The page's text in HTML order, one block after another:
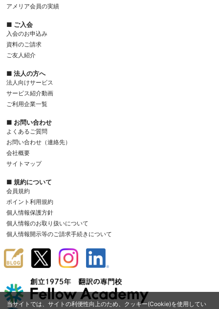
当サイトでは、サイトの利便性向上のため、クッキー(Cookie)を使用してい
アメリア会員の実績
■ ご入会
入会のお申込み
資料のご請求
ご友人紹介
■ 法人の方へ
法人向けサービス
サービス紹介動画
ご利用企業一覧
■ お問い合わせ
よくあるご質問
お問い合わせ（連絡先）
会社概要
サイトマップ
■ 規約について
会員規約
ポイント利用規約
個人情報保護方針
個人情報のお取り扱いについて
個人情報開示等のご請求手続きについて